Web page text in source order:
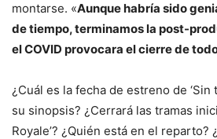
montarse. «Aunque habría sido
de tiempo, terminamos la post-
el COVID provocara el cierre de
¿Cuál es la fecha de estreno de ‘Sin
su sinopsis? ¿Cerrará las tramas
Royale’? ¿Quién está en el reparto?